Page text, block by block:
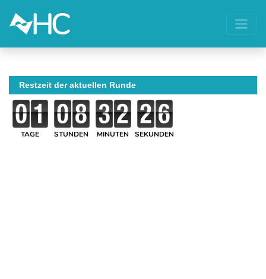
Restzeit der aktuellen Runde
TAGE STUNDEN MINUTEN SEKUNDEN